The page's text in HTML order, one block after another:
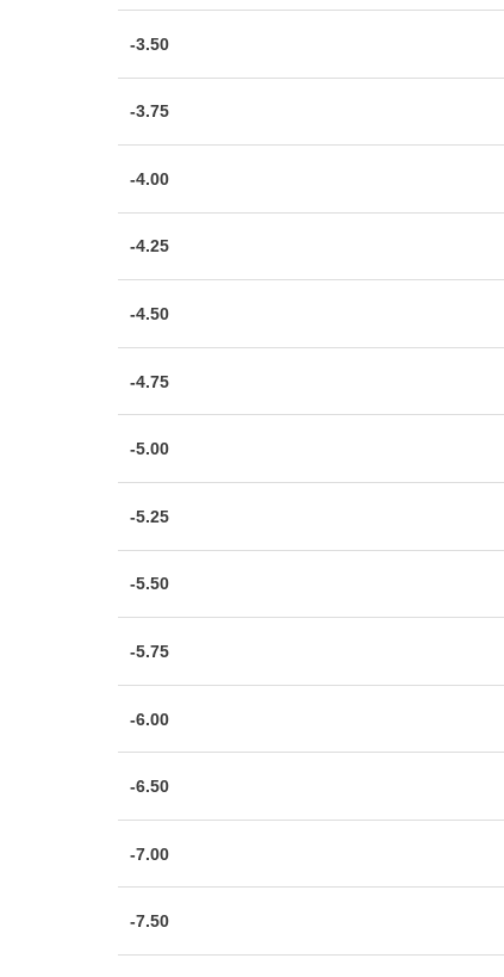
-3.50
-3.75
-4.00
-4.25
-4.50
-4.75
-5.00
-5.25
-5.50
-5.75
-6.00
-6.50
-7.00
-7.50